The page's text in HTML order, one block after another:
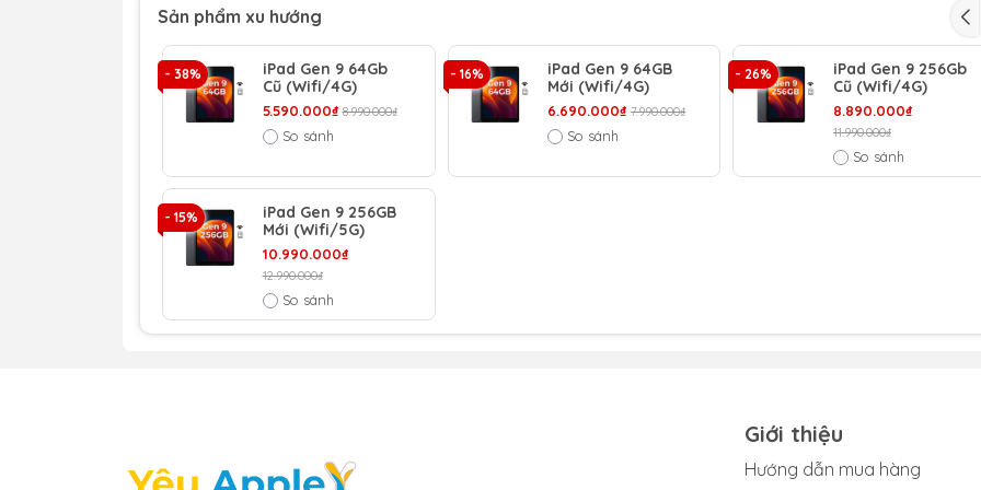
iPad Gen 9 vẫn giữ nguyên lối thiết kế tinh tế, quen thuộc với các cạnh của màn hình được bo tròn các
Sản phẩm xu hướng
- 38%
iPad Gen 9 64Gb
Cũ (Wifi/4G)
5.590.000₫ 8.990.000₫
So sánh
- 16%
iPad Gen 9 64GB
Mới (Wifi/4G)
6.690.000₫ 7.990.000₫
So sánh
- 26%
iPad Gen 9 256Gb
Cũ (Wifi/4G)
8.890.000₫
11.990.000₫
So sánh
- 15%
iPad Gen 9 256GB
Mới (Wifi/5G)
10.990.000₫
12.990.000₫
So sánh
Giới thiệu
Hướng dẫn mua hàng